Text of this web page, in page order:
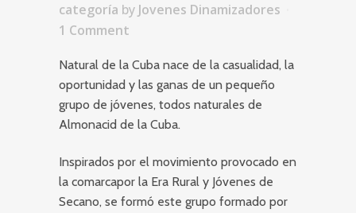
categoría by Jovenes Dinamizadores
1 Comment
Natural de la Cuba nace de la casualidad, la
oportunidad y las ganas de un pequeño
grupo de jóvenes, todos naturales de
Almonacid de la Cuba.
Inspirados por el movimiento provocado en
la comarcapor la Era Rural y Jóvenes de
Secano, se formó este grupo formado por